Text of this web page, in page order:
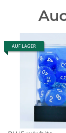
AUF LAGER